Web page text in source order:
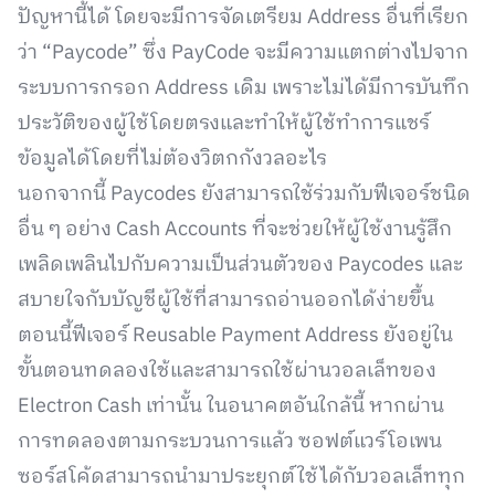
ปัญหานี้ได้ โดยจะมีการจัดเตรียม Address อื่นที่เรียก
ว่า “Paycode” ซึ่ง PayCode จะมีความแตกต่างไปจาก
ระบบการกรอกAddress เดิม เพราะไม่ได้มีการบันทึก
ประวัติของผู้ใช้โดยตรงและทำให้ผู้ใช้ทำการแชร์
ข้อมูลได้โดยที่ไม่ต้องวิตกกังวลอะไร
นอกจากนี้ Paycodes ยังสามารถใช้ร่วมกับฟีเจอร์ชนิด
อื่น ๆ อย่าง Cash Accounts ที่จะช่วยให้ผู้ใช้งานรู้สึก
เพลิดเพลินไปกับความเป็นส่วนตัวของ Paycodes และ
สบายใจกับบัญชีผู้ใช้ที่สามารถอ่านออกได้ง่ายขึ้น
ตอนนี้ฟีเจอร์ Reusable Payment Address ยังอยู่ใน
ขั้นตอนทดลองใช้และสามารถใช้ผ่านวอลเล็ทของ
Electron Cash เท่านั้น ในอนาคตอันใกล้นี้ หากผ่าน
การทดลองตามกระบวนการแล้ว ซอฟต์แวร์โอเพน
ซอร์สโค้ดสามารถนำมาประยุกต์ใช้ได้กับวอลเล็ททุก